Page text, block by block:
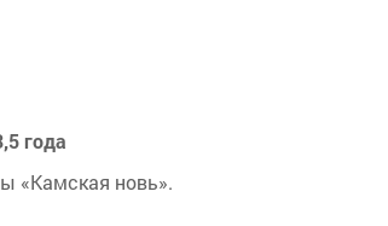
года
«Камская новь».